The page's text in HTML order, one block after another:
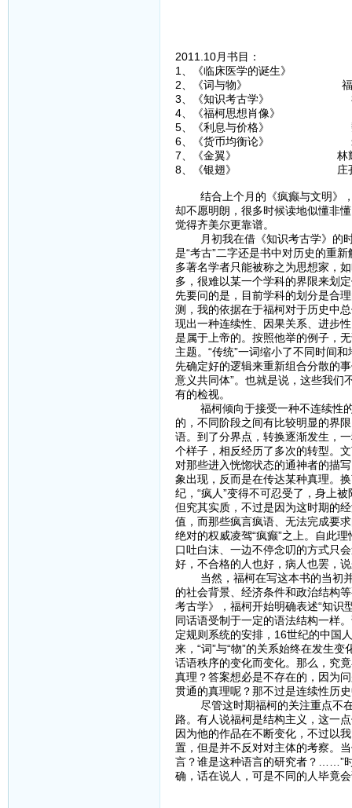
2011.10月书目：
1、《临床医学的诞生》
2、《词与物》 福
3、《知识考古学》
4、《福柯思想肖像》
5、《利息与价格》 魏
6、《货币均衡论》 米
7、《金翼》 林耀
8、《银翅》 庄孔
结合上个月的《疯癫与文明》，
却不愿明朗，很多时候读地似懂非
觉得齐美尔更靠谱。
月初我在借《知识考古学》的时
是“考古”二字还是书中对历史的重
多著名学者只能被称之为思想家，
多，很难以某一个学科的界限来划
先要问的是，目前学科的划分是合
测，我的依据在于福柯对于历史中
现出一种连续性、因果关系、进步
是属于上帝的。按照他举的例子，无
主题。“传统”一词缩小了不同时间
先确定好的逻辑来重新组合分散的
意义共同体”。也就是说，这些我们
有的检视。
福柯倾向于接受一种不连续性的
的，不同阶段之间有比较明显的界
语。到了分界点，转换逐渐发生，
个样子，相反经历了多次的转型。
对那些进入恍惚状态的通神者的描
象出现，反而是在传达某种真理。
纪，“疯人”变得不可忍受了，身上
但究其实质，不过是因为这时期的
值，而那些疯言疯语、无法完成要
绝对的权威凌驾“疯癫”之上。自此
口吐白沫、一边不停念叨的方式只
好，不合格的人也好，病人也罢，
当然，福柯在写这本书的当初并
的社会背景、经济条件和政治结构
考古学》，福柯开始明确表述“知识
同话语受制于一定的语法结构一样
定规则系统的安排，16世纪的中国
来，“词”与“物”的关系始终在发生
话语秩序的变化而变化。那么，究
真理？答案想必是不存在的，因为
贯通的真理呢？那不过是连续性历
尽管这时期福柯的关注重点不在
路。有人说福柯是结构主义，这一
因为他的作品在不断变化，不过以
置，但是并不反对对主体的考察。
言？谁是这种语言的研究者？……”
确，话在说人，可是不同的人毕竟